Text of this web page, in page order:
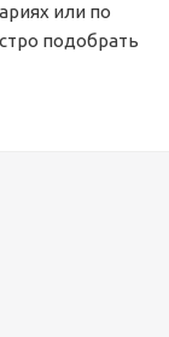
или по
подобрать